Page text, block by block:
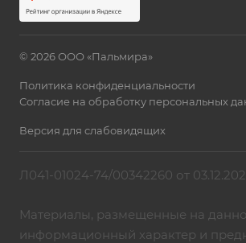
© 2026 ООО «Пальмира»
Политика конфиденциальности
Согласие на обработку персональных
Версия для слабовидящих
Л041-01024-74/00342260 от
Материалы, размещенные на
информационный характер и